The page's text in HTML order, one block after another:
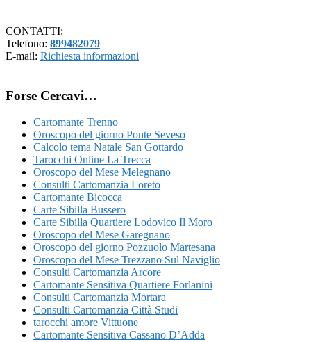
CONTATTI:
Telefono: 899482079
E-mail: Richiesta informazioni
Forse Cercavi…
Cartomante Trenno
Oroscopo del giorno Ponte Seveso
Calcolo tema Natale San Gottardo
Tarocchi Online La Trecca
Oroscopo del Mese Melegnano
Consulti Cartomanzia Loreto
Cartomante Bicocca
Carte Sibilla Bussero
Carte Sibilla Quartiere Lodovico Il Moro
Oroscopo del Mese Garegnano
Oroscopo del giorno Pozzuolo Martesana
Oroscopo del Mese Trezzano Sul Naviglio
Consulti Cartomanzia Arcore
Cartomante Sensitiva Quartiere Forlanini
Consulti Cartomanzia Mortara
Consulti Cartomanzia Città Studi
tarocchi amore Vittuone
Cartomante Sensitiva Cassano D’Adda